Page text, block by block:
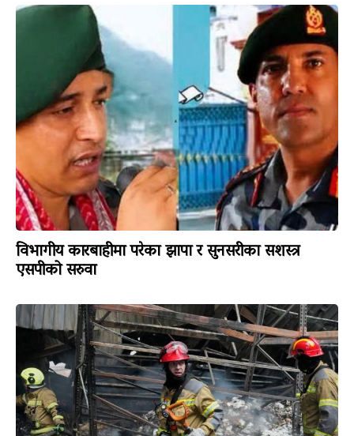
विभागीय कारबाहीमा परेका झापा र सुनसरीका सशस्त्र
एसपीको सरुवा